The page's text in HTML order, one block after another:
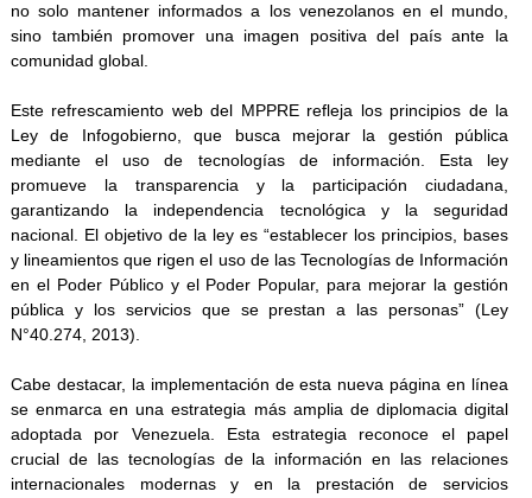
no solo mantener informados a los venezolanos en el mundo,
sino también promover una imagen positiva del país ante la
comunidad global.
Este refrescamiento web del MPPRE refleja los principios de la
Ley de Infogobierno, que busca mejorar la gestión pública
mediante el uso de tecnologías de información. Esta ley
promueve la transparencia y la participación ciudadana,
garantizando la independencia tecnológica y la seguridad
nacional. El objetivo de la ley es “establecer los principios, bases
y lineamientos que rigen el uso de las Tecnologías de Información
en el Poder Público y el Poder Popular, para mejorar la gestión
pública y los servicios que se prestan a las personas” (Ley
N°40.274, 2013).
Cabe destacar, la implementación de esta nueva página en línea
se enmarca en una estrategia más amplia de diplomacia digital
adoptada por Venezuela. Esta estrategia reconoce el papel
crucial de las tecnologías de la información en las relaciones
internacionales modernas y en la prestación de servicios